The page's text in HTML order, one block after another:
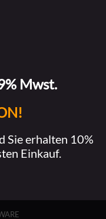
Mwst.
Sie erhalten 10%
Einkauf.